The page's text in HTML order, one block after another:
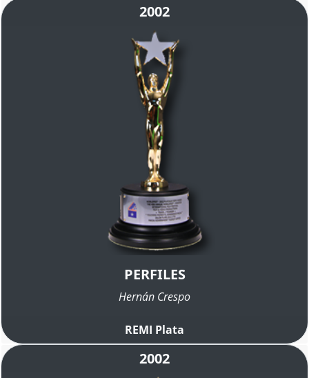
2002
PERFILES
Hernán Crespo
REMI Plata
2002